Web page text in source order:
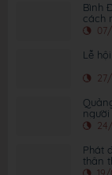
Bình
cách
Lễ
năm
Phát
thân